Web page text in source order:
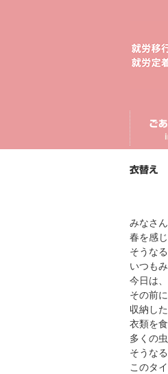
ご
衣替え
みなさ
春を感
そうな
いつも
今日は
その前
収納し
衣類を
多くの
そうな
このタ